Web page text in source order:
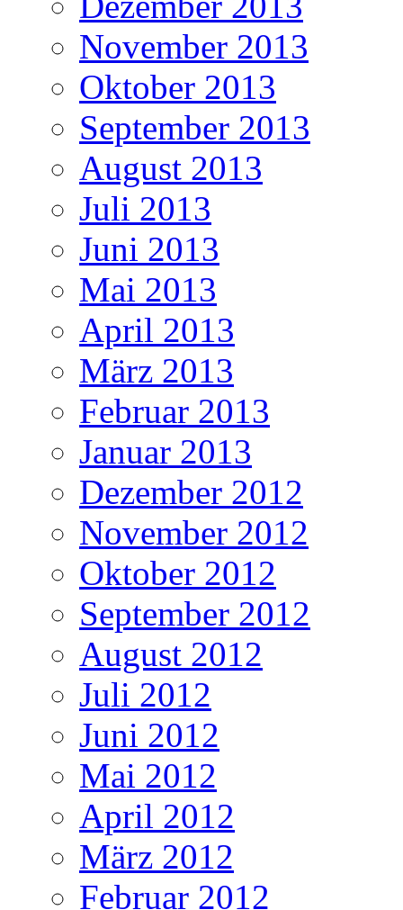
November 2013
Oktober 2013
September 2013
August 2013
Juli 2013
Juni 2013
Mai 2013
April 2013
März 2013
Februar 2013
Januar 2013
Dezember 2012
November 2012
Oktober 2012
September 2012
August 2012
Juli 2012
Juni 2012
Mai 2012
April 2012
März 2012
Februar 2012